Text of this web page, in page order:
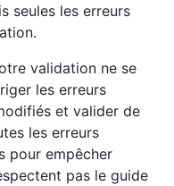
seules les erreurs
validation ne se
les erreurs
et valider de
les erreurs
pour empêcher
pas le guide